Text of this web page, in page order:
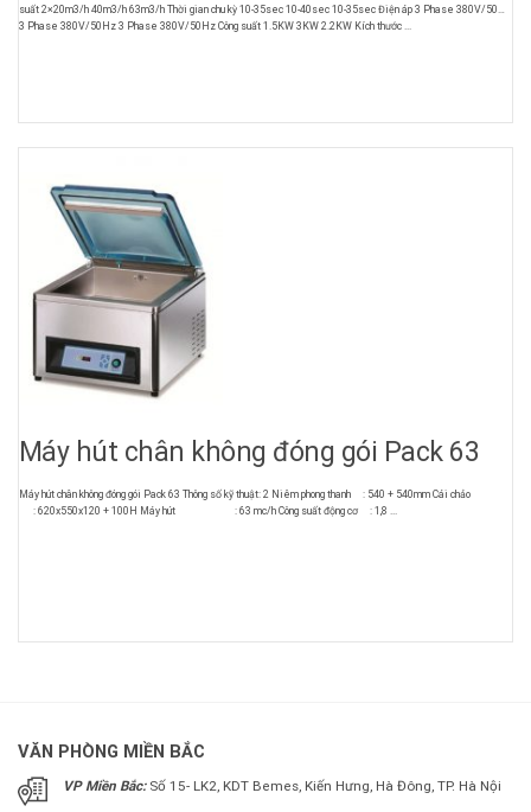
suất 2×20m3/h 40m3/h 63m3/h Thời gian chu kỳ 10-35sec 10-40sec 10-35sec Điện áp 3 Phase 380V/50Hz
3 Phase 380V/50Hz 3 Phase 380V/50Hz Công suất 1.5KW 3KW 2.2KW Kích thước ...
Máy hút chân không đóng gói Pack 63
Máy hút chân không đóng gói Pack 63 Thông số kỹ thuật: 2 Niêm phong thanh : 540 + 540mm Cái chảo
: 620x550x120 + 100H Máy hút : 63 mc/h Công suất động cơ : 1,8 ...
VĂN PHÒNG MIỀN BẮC
VP Miền Bắc:Số 15- LK2, KDT Bemes, Kiến Hưng, Hà Đông, TP. Hà Nội